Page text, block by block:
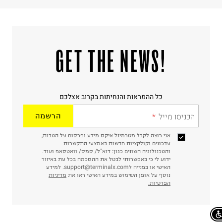
!GET THE NEWS
כל ההמראות והנחיתות בקרוב אצלכם
הכניסו מייל הרשמה
אני רוצה לקבל מטרמינל איקס מידע ופרסום על הטבות,
עדכונים וקולקציות חדשות באמצעי התקשרות
והטכנולוגיה השונים כגון: דוא"ל/ סמס/ וואטסאפ ועוד.
ידוע לי כי באפשרותי לבטל את ההסכמה בכל עת באיזור
האישי או בפנייה לsupport@terminalx.com. למידע
נוסף על אופן השימוש במידע האישי ראו את מדיניות
הפרטיות.